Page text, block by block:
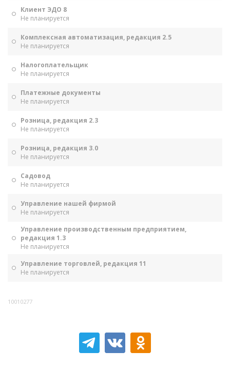
Клиент ЭДО 8
Не планируется
Комплексная автоматизация, редакция 2.5
Не планируется
Налогоплательщик
Не планируется
Платежные документы
Не планируется
Розница, редакция 2.3
Не планируется
Розница, редакция 3.0
Не планируется
Садовод
Не планируется
Управление нашей фирмой
Не планируется
Управление производственным предприятием,
редакция 1.3
Не планируется
Управление торговлей, редакция 11
Не планируется
10010277